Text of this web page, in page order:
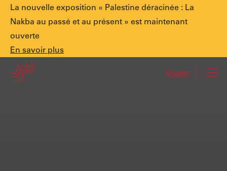
Annonce
spéciale.
La nouvelle exposition « Palestine déracinée : La
Nakba au passé et au présent » est maintenant
ouverte
En
savoir
plus
En savoir plus
Accueil Visiter